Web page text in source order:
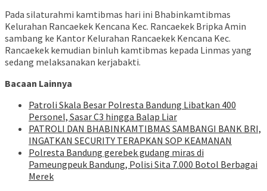
Pada silaturahmi kamtibmas hari ini Bhabinkamtibmas
Kelurahan Rancaekek Kencana Kec. Rancaekek Bripka Amin
sambang ke Kantor Kelurahan Rancaekek Kencana Kec.
Rancaekek kemudian binluh kamtibmas kepada Linmas yang
sedang melaksanakan kerjabakti.
Bacaan Lainnya
Patroli Skala Besar Polresta Bandung Libatkan 400
Personel, Sasar C3 hingga Balap Liar
‎PATROLI DAN BHABINKAMTIBMAS SAMBANGI BANK BRI,
INGATKAN SECURITY TERAPKAN SOP KEAMANAN
Polresta Bandung gerebek gudang miras di
Pameungpeuk Bandung, Polisi Sita 7.000 Botol Berbagai
Merek